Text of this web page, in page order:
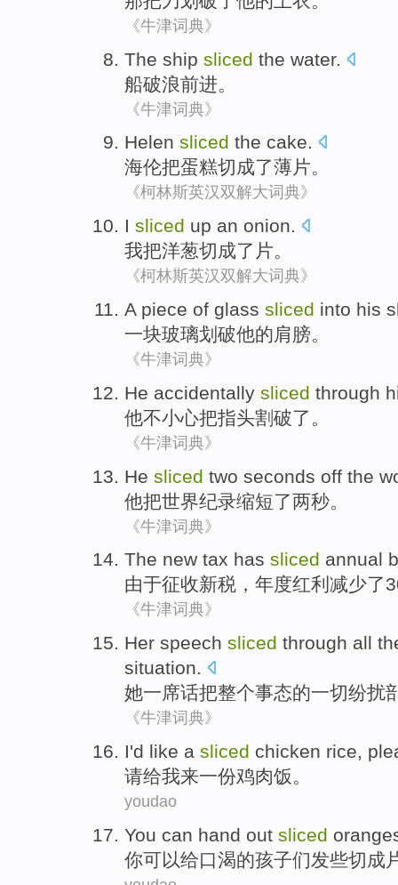
《牛津词典》
The ship sliced the water.
船破浪前进。
《牛津词典》
Helen sliced the cake.
海伦把蛋糕切成了薄片。
《柯林斯英汉双解大词典》
I sliced up an onion.
我把洋葱切成了片。
《柯林斯英汉双解大词典》
A piece of glass sliced into his
一块玻璃划破他的肩膀。
《牛津词典》
He accidentally sliced through
他不小心把指头割破了。
《牛津词典》
He sliced two seconds off the
他把世界纪录缩短了两秒。
《牛津词典》
The new tax has sliced annual
由于征收新税 ， 年度红利 减少了
《牛津词典》
Her speech sliced through all
situation.
她一席话把整个事态的一切纷扰
《牛津词典》
I'd like a sliced chicken rice,
请给我来一份鸡肉饭。
youdao
You can hand out sliced
你可以给口渴的孩子们发些切成